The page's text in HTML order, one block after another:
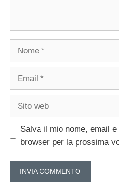
Nome
Email
Sito
Salva il mio nome, email
browser per la prossima